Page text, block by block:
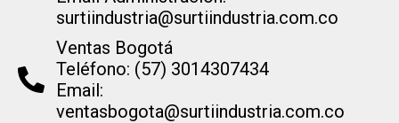
surtiindustria@surtiindustria.com.co
Ventas Bogotá
Teléfono: (57) 3014307434
Email:
ventasbogota@surtiindustria.com.co